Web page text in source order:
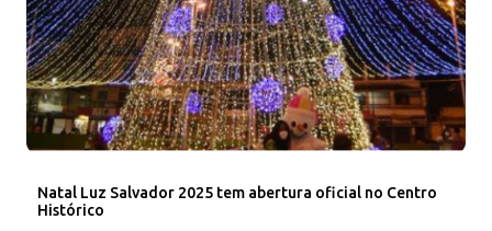
Natal Luz Salvador 2025 tem abertura oficial no Centro
Histórico